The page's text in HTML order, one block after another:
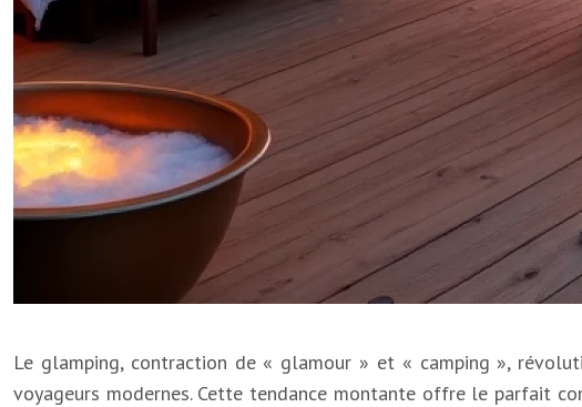
Le glamping, contraction de « glamour » et « camping »,
voyageurs modernes. Cette tendance montante offre le parfait